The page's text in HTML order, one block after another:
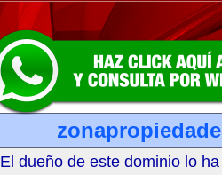
El dueño de este dominio lo